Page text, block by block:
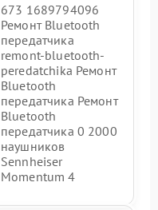
673 1689794096
Ремонт Bluetooth
передатчика
remont-bluetooth-
peredatchika Ремонт
Bluetooth
передатчика Ремонт
Bluetooth
передатчика 0 2000
наушников
Sennheiser
Momentum 4